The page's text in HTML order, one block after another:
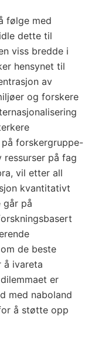
følge med
dette til
viss bredde i
hensynet til
av
og forskere
forskergruppe-
ressurser på fag
vil etter all
kvantitativt
går på
de beste
å ivareta
er
med naboland
å støtte opp